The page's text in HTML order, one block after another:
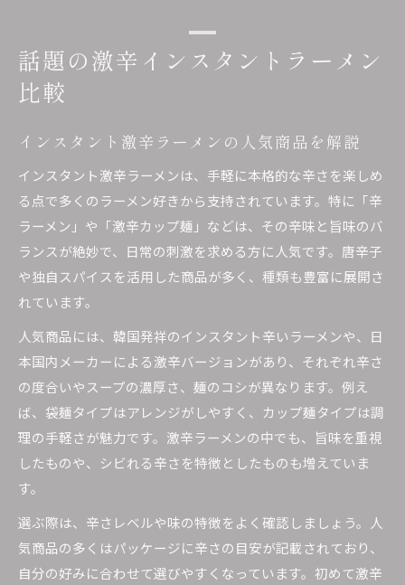
話題の激辛インスタントラーメン
比較
インスタント激辛ラーメンの人気商品を解説
インスタント激辛ラーメンは、手軽に本格的な辛さを楽しめ
る点で多くのラーメン好きから支持されています。特に「辛
ラーメン」や「激辛カップ麺」などは、その辛味と旨味のバ
ランスが絶妙で、日常の刺激を求める方に人気です。唐辛子
や独自スパイスを活用した商品が多く、種類も豊富に展開さ
れています。
人気商品には、韓国発祥のインスタント辛いラーメンや、日
本国内メーカーによる激辛バージョンがあり、それぞれ辛さ
の度合いやスープの濃厚さ、麺のコシが異なります。例え
ば、袋麺タイプはアレンジがしやすく、カップ麺タイプは調
理の手軽さが魅力です。激辛ラーメンの中でも、旨味を重視
したものや、シビれる辛さを特徴としたものも増えていま
す。
選ぶ際は、辛さレベルや味の特徴をよく確認しましょう。人
気商品の多くはパッケージに辛さの目安が記載されており、
自分の好みに合わせて選びやすくなっています。初めて激辛